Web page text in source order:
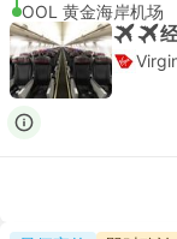
OOL 黄金海岸机场